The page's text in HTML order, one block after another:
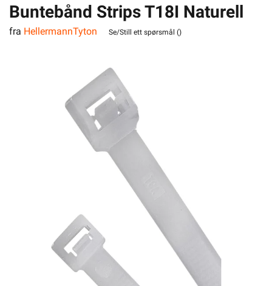
Buntebånd Strips T18I Naturell
144x2,5mm
fra HellermannTyton Se/Still ett spørsmål ()